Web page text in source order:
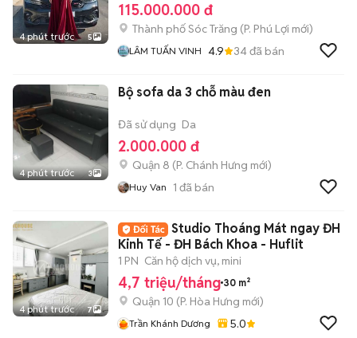
4 phút trước 5
115.000.000 đ
Thành phố Sóc Trăng (P. Phú Lợi mới)
LÂM TUẤN VINH 4.9 34đã bán
4 phút trước 3
Bộ sofa da 3 chỗ màu đen
Đã sử dụng Da
2.000.000 đ
Quận 8 (P. Chánh Hưng mới)
Huy Van 1 đã bán
4 phút trước 7
Studio Thoáng Mát ngay ĐH
Kinh Tế - ĐH Bách Khoa - Huflit
1 PN Căn hộ dịch vụ, mini
4,7 triệu/tháng 30 m²
Quận 10 (P. Hòa Hưng mới)
Trần Khánh Dương 5.0